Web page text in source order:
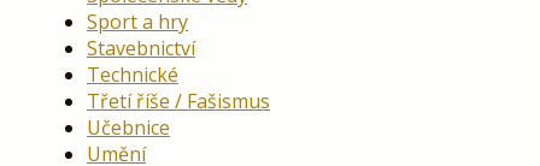
Sport a hry
Stavebnictví
Technické
Třetí říše / Fašismus
Učebnice
Umění